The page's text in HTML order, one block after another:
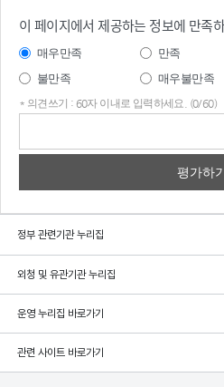
이 페이지에서 제공하는 정보에 만족
매우만족 만족
불만족
매우불만족
* 의견쓰기 : 60자 이내로 입력하세요. (0/60)
정부 관련기관 누리집
외청 및 유관기관 누리집
운영 누리집 바로가기
관련 사이트 바로가기